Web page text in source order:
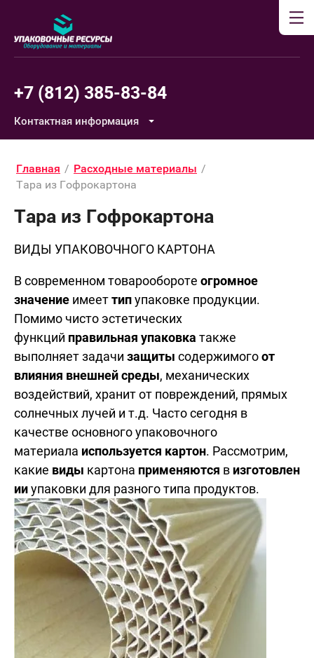
Контактная информация
+7 (812) 385-83-84
Главная / Расходные материалы /
Тара из Гофрокартона
Тара из Гофрокартона
ВИДЫ УПАКОВОЧНОГО КАРТОНА
В современном товарообороте огромное
значение имееттипупаковке продукции.
Помимо чисто эстетических
функций правильная упаковка также
выполняет задачи защиты содержимогоот
влияния внешней среды, механических
воздействий, хранит от повреждений, прямых
солнечных лучей и т.д. Часто сегодня в
качестве основного упаковочного
материала используется картон. Рассмотрим,
какие виды картона применяются в изготовлен
ииупаковки для разного типа продуктов.